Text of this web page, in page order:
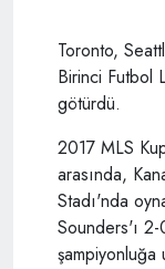
Toronto,
Birinci Futbol
götürdü.
2017 MLS
arasında,
Stadı'nda
Sounders'ı
şampiyonluğa